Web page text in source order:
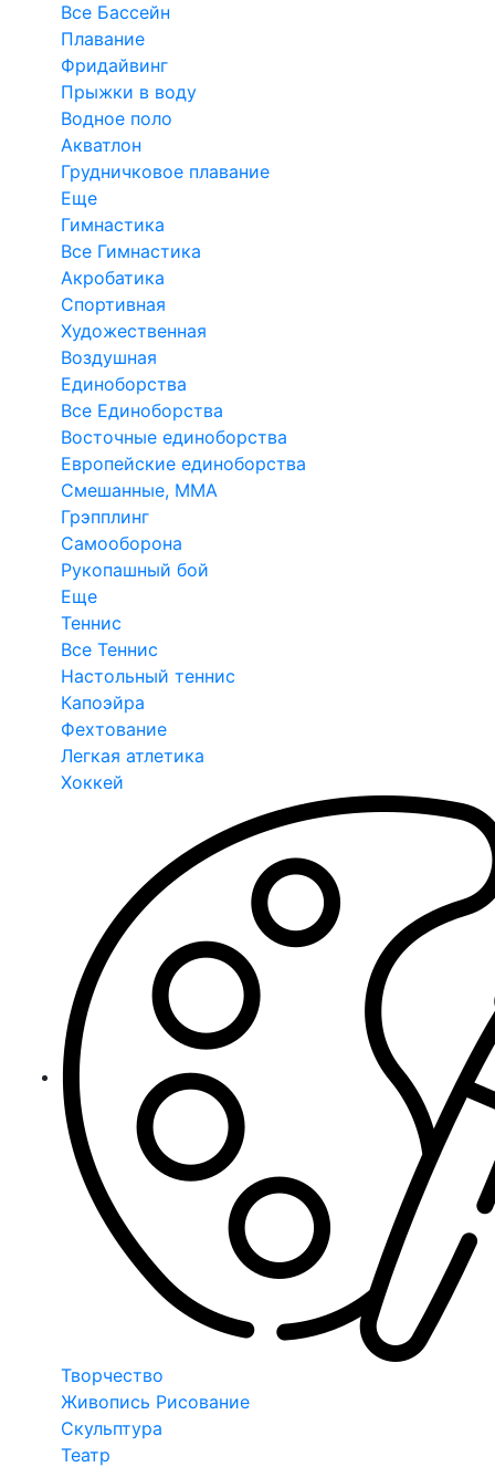
Все Бассейн
Плавание
Фридайвинг
Прыжки в воду
Водное поло
Акватлон
Грудничковое плавание
Еще
Гимнастика
Все Гимнастика
Акробатика
Спортивная
Художественная
Воздушная
Единоборства
Все Единоборства
Восточные единоборства
Европейские единоборства
Смешанные, ММА
Грэпплинг
Самооборона
Рукопашный бой
Еще
Теннис
Все Теннис
Настольный теннис
Капоэйра
Фехтование
Легкая атлетика
Хоккей
Творчество
Живопись Рисование
Скульптура
Театр